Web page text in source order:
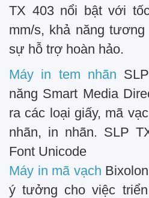
TX 403 nổi bật với
mm/s, khả năng
sự hỗ trợ hoàn hảo.
Máy in tem nhãn
năng Smart Media
ra các loại giấy, mã
nhãn, in nhãn. SLP
Font Unicode
Máy in mã vạch
ý tưởng cho việc